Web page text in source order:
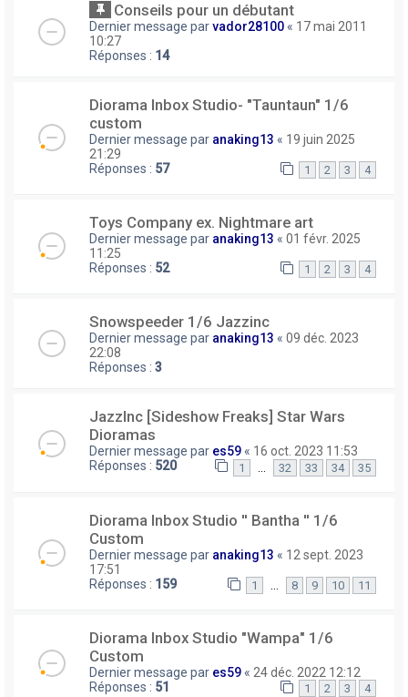
Conseils pour un débutant
Dernier message parvador28100 « 17 mai 2011
10:27
Réponses : 14
Diorama Inbox Studio- "Tauntaun" 1/6
custom
Dernier message par anaking13 « 19 juin 2025
21:29
Réponses : 57 1 2 3 4
Toys Company ex. Nightmare art
Dernier message par anaking13 « 01 févr. 2025
11:25
Réponses : 52 1 2 3 4
Snowspeeder 1/6 Jazzinc
Dernier message par anaking13 « 09 déc. 2023
22:08
Réponses : 3
JazzInc [Sideshow Freaks] Star Wars
Dioramas
Dernier message par es59 « 16 oct. 2023 11:53
Réponses : 520 1 32 33 34 35
Diorama Inbox Studio ′′ Bantha ′′ 1/6
Custom
Dernier message par anaking13 « 12 sept. 2023
17:51
Réponses : 159 1 8 9 10 11
Diorama Inbox Studio "Wampa" 1/6
Custom
Dernier message par es59 « 24 déc. 2022 12:12
Réponses : 51 1 2 3 4